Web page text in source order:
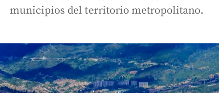
municipios del territorio metropolitano.